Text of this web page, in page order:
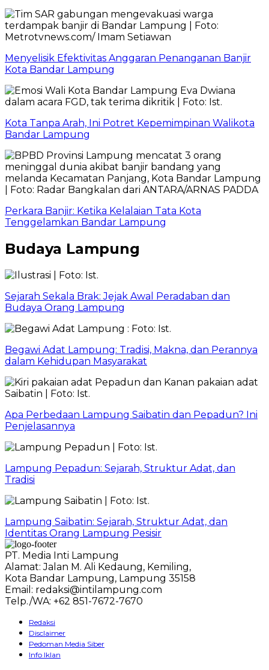
Menyelisik Efektivitas Anggaran Penanganan Banjir
Kota Bandar Lampung
Kota Tanpa Arah, Ini Potret Kepemimpinan Walikota
Bandar Lampung
Perkara Banjir: Ketika Kelalaian Tata Kota
Tenggelamkan Bandar Lampung
Budaya Lampung
Sejarah Sekala Brak: Jejak Awal Peradaban dan
Budaya Orang Lampung
Begawi Adat Lampung: Tradisi, Makna, dan Perannya
dalam Kehidupan Masyarakat
Apa Perbedaan Lampung Saibatin dan Pepadun? Ini
Penjelasannya
Lampung Pepadun: Sejarah, Struktur Adat, dan
Tradisi
Lampung Saibatin: Sejarah, Struktur Adat, dan
Identitas Orang Lampung Pesisir
PT. Media Inti Lampung
Alamat: Jalan M. Ali Kedaung, Kemiling,
Kota Bandar Lampung, Lampung 35158
Email: redaksi@intilampung.com
Telp./WA: +62 851-7672-7670
Redaksi
Disclaimer
Pedoman Media Siber
Info Iklan